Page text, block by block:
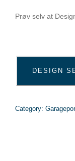
Prøv selv at
DESIGN
Category: